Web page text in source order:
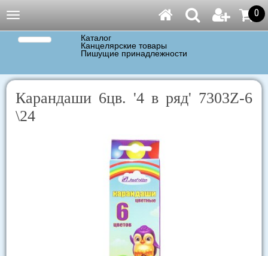
Навигация 0
Каталог
Канцелярские товары
Пишущие принадлежности
Карандаши 6цв. '4 в ряд' 7303Z-6
\24